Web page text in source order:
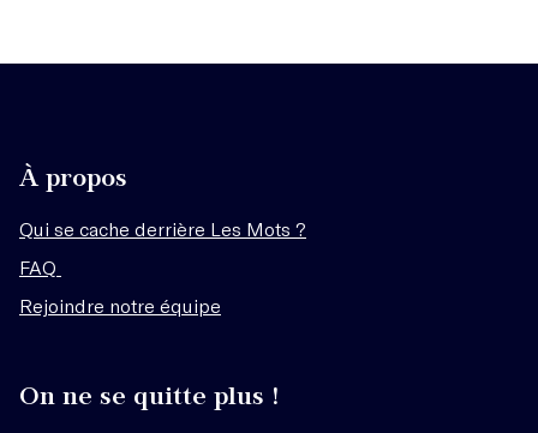
À propos
Qui se cache derrière Les Mots ?
FAQ
Rejoindre notre équipe
On ne se quitte plus !